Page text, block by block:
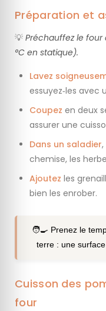
Préparation et
💡 Préchauffez le four
°C en statique).
Lavez
essuyez‑les avec
Coupez en deux
assurer une
Dans un saladier
chemise, les
Ajoutez les
bien les enrober.
🧑‍🍳 Prenez le
terre : une
Cuisson des
four